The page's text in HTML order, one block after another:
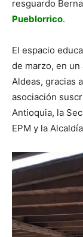
resguardo
Pueblorrico.
El espacio
de marzo, en
Aldeas, gracias
asociación
Antioquia, la
EPM y la